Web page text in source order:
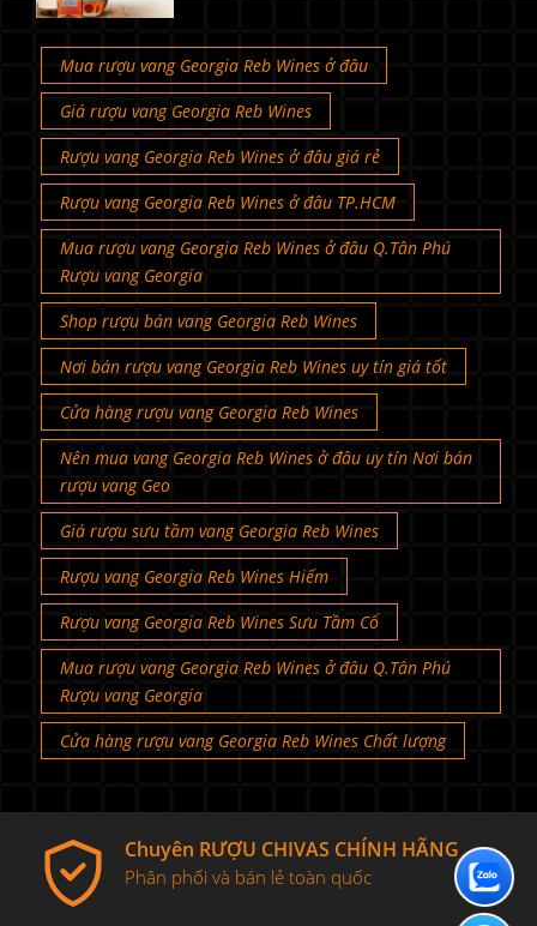
Mua rượu vang Georgia Reb Wines ở đâu
Giá rượu vang Georgia Reb Wines
Rượu vang Georgia Reb Wines ở đâu giá rẻ
Rượu vang Georgia Reb Wines ở đâu TP.HCM
Mua rượu vang Georgia Reb Wines ở đâu Q.Tân Phú
Rượu vang Georgia
Shop rượu bán vang Georgia Reb Wines
Nơi bán rượu vang Georgia Reb Wines uy tín giá tốt
Cửa hàng rượu vang Georgia Reb Wines
Nên mua vang Georgia Reb Wines ở đâu uy tín Nơi bán
rượu vang Geo
Giá rượu sưu tầm vang Georgia Reb Wines
Rượu vang Georgia Reb Wines Hiếm
Rượu vang Georgia Reb Wines Sưu Tầm Cổ
Mua rượu vang Georgia Reb Wines ở đâu Q.Tân Phú
Rượu vang Georgia
Cửa hàng rượu vang Georgia Reb Wines Chất lượng
Chuyên RƯỢU CHIVAS CHÍNH HÃNG
Phân phối và bán lẻ toàn quốc